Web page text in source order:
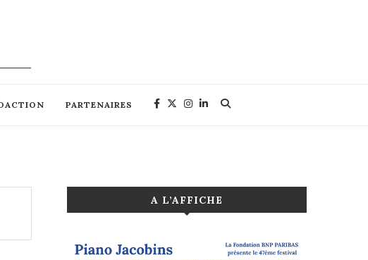
PARTENAIRES
A L’AFFICHE